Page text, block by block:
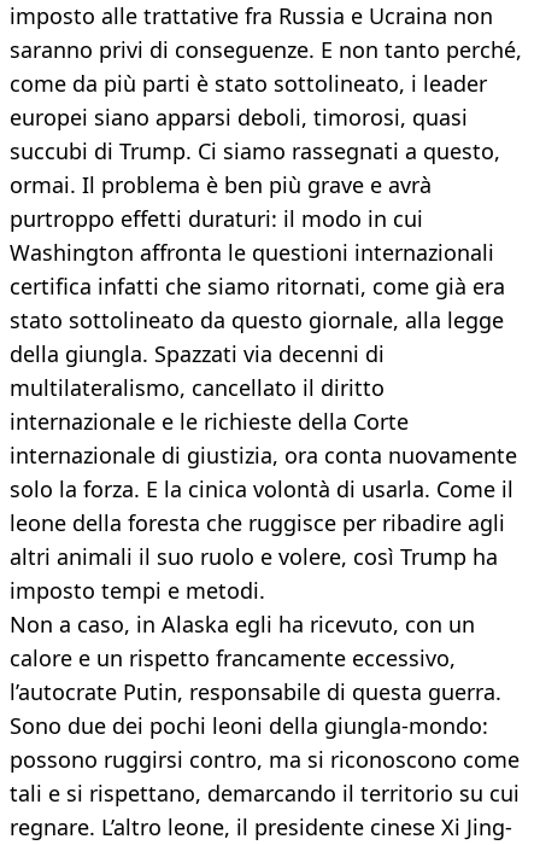
imposto alle trattative fra Russia e Ucraina non
saranno privi di conseguenze. E non tanto perché,
come da più parti è stato sottolineato, i leader
europei siano apparsi deboli, timorosi, quasi
succubi di Trump. Ci siamo rassegnati a questo,
ormai. Il problema è ben più grave e avrà
purtroppo effetti duraturi: il modo in cui
Washington affronta le questioni internazionali
certifica infatti che siamo ritornati, come già era
stato sottolineato da questo giornale, alla legge
della giungla. Spazzati via decenni di
multilateralismo, cancellato il diritto
internazionale e le richieste della Corte
internazionale di giustizia, ora conta nuovamente
solo la forza. E la cinica volontà di usarla. Come il
leone della foresta che ruggisce per ribadire agli
altri animali il suo ruolo e volere, così Trump ha
imposto tempi e metodi.
Non a caso, in Alaska egli ha ricevuto, con un
calore e un rispetto francamente eccessivo,
l’autocrate Putin, responsabile di questa guerra.
Sono due dei pochi leoni della giungla-mondo:
possono ruggirsi contro, ma si riconoscono come
tali e si rispettano, demarcando il territorio su cui
regnare. L’altro leone, il presidente cinese Xi Jing-